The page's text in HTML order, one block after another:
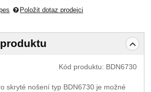
Položit dotaz prodejci
Kód produktu: BDN6730
skryté nošení typ BDN6730 je možné